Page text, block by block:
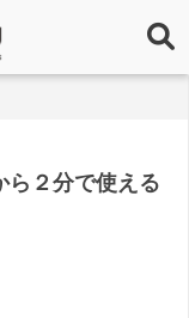
２分で使える